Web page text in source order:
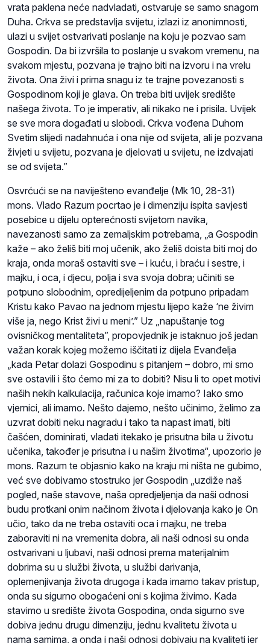
vrata paklena neće nadvladati, ostvaruje se samo snagom
Duha. Crkva se predstavlja svijetu, izlazi iz anonimnosti,
ulazi u svijet ostvarivati poslanje na koju je pozvao sam
Gospodin. Da bi izvršila to poslanje u svakom vremenu, na
svakom mjestu, pozvana je trajno biti na izvoru i na vrelu
života. Ona živi i prima snagu iz te trajne povezanosti s
Gospodinom koji je glava. On treba biti uvijek središte
našega života. To je imperativ, ali nikako ne i prisila. Uvijek
se sve mora događati u slobodi. Crkva vođena Duhom
Svetim slijedi nadahnuća i ona nije od svijeta, ali je pozvana
živjeti u svijetu, pozvana je djelovati u svijetu, ne izdvajati
se od svijeta.”
Osvrćući se na naviješteno evanđelje (Mk 10, 28-31)
mons. Vlado Razum pocrtao je i dimenziju ispita savjesti
posebice u dijelu opterećnosti svijetom navika,
navezanosti samo za zemaljskim potrebama, „a Gospodin
kaže – ako želiš biti moj učenik, ako želiš doista biti moj do
kraja, onda moraš ostaviti sve – i kuću, i braću i sestre, i
majku, i oca, i djecu, polja i sva svoja dobra; učiniti se
potpuno slobodnim, opredijeljenim da potpuno pripadam
Kristu kako Pavao na jednom mjestu lijepo kaže ‘ne živim
više ja, nego Krist živi u meni’.” Uz „napuštanje tog
ovisničkog mentaliteta”, propovjednik je istaknuo još jedan
važan korak kojeg možemo iščitati iz dijela Evanđelja
„kada Petar dolazi Gospodinu s pitanjem – dobro, mi smo
sve ostavili i što ćemo mi za to dobiti? Nisu li to opet motivi
naših nekih kalkulacija, računica koje imamo? Iako smo
vjernici, ali imamo. Nešto dajemo, nešto učinimo, želimo za
uzvrat dobiti neku nagradu i tako ta napast imati, biti
čašćen, dominirati, vladati itekako je prisutna bila u životu
učenika, također je prisutna i u našim životima“, upozorio je
mons. Razum te objasnio kako na kraju mi ništa ne gubimo,
već sve dobivamo stostruko jer Gospodin „uzdiže naš
pogled, naše stavove, naša opredjeljenja da naši odnosi
budu protkani onim načinom života i djelovanja kako je On
učio, tako da ne treba ostaviti oca i majku, ne treba
zaboraviti ni na vremenita dobra, ali naši odnosi su onda
ostvarivani u ljubavi, naši odnosi prema materijalnim
dobrima su u službi života, u službi darivanja,
oplemenjivanja života drugoga i kada imamo takav pristup,
onda su sigurno obogaćeni oni s kojima živimo. Kada
stavimo u središte života Gospodina, onda sigurno sve
dobiva jednu drugu dimenziju, jednu kvalitetu života u
nama samima, a onda i naši odnosi dobivaju na kvaliteti jer